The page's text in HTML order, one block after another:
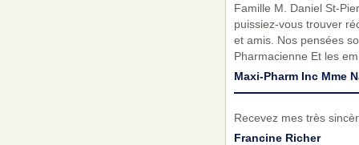
Famille M. Daniel St-
puissiez-vous trouver
et amis. Nos pensées
Pharmacienne Et les
Maxi-Pharm Inc Mme
Recevez mes très
Francine Richer